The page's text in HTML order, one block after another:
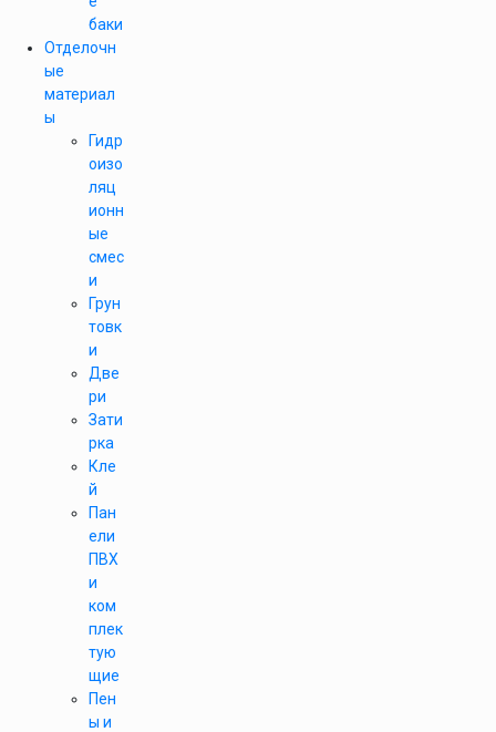
баки
Отделочн
ые
материал
ы
Гидр
оизо
ляц
ионн
ые
смес
и
Грун
товк
и
Две
ри
Зати
рка
Кле
й
Пан
ели
ПВХ
и
ком
плек
тую
щие
Пен
ы и